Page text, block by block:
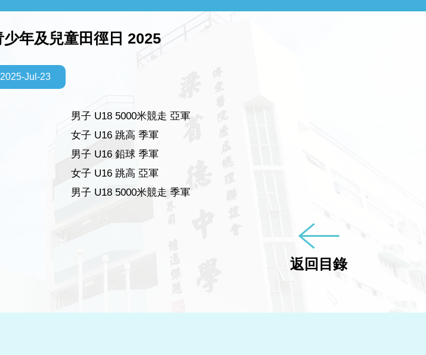
年及兒童田徑日 2025
2025-Jul-23
男子 U18 5000米競走 亞軍
女子 U16 跳高 季軍
男子 U16 鉛球 季軍
女子 U16 跳高 亞軍
男子 U18 5000米競走 季軍
返回目錄